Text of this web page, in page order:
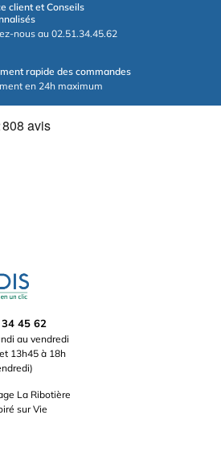
client et Conseils
nous au 02.51.34.45.62
rapide des commandes
en 24h maximum
45 62
au vendredi
13h45 à 18h
La Ribotière
sur Vie